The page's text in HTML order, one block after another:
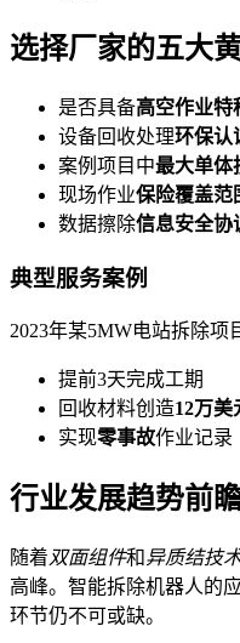
选择厂家的五大
是否具备高空作业特
设备回收处理环保认
案例项目中最大单体
现场作业保险覆盖范
数据擦除信息安全协
典型服务案例
2023年某5MW电站拆除项
提前3天完成工期
回收材料创造12万美
实现零事故作业记录
行业发展趋势前
随着双面组件和异质结技
高峰。智能拆除机器人的
环节仍不可或缺。